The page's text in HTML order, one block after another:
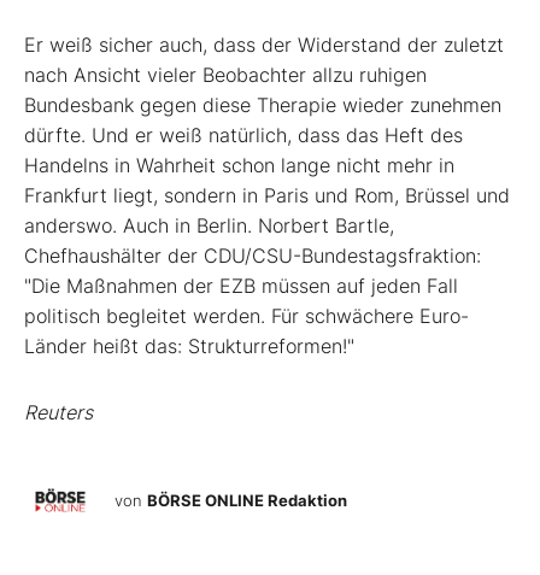
Er weiß sicher auch, dass der Widerstand der zuletzt
nach Ansicht vieler Beobachter allzu ruhigen
Bundesbank gegen diese Therapie wieder zunehmen
dürfte. Und er weiß natürlich, dass das Heft des
Handelns in Wahrheit schon lange nicht mehr in
Frankfurt liegt, sondern in Paris und Rom, Brüssel und
anderswo. Auch in Berlin. Norbert Bartle,
Chefhaushälter der CDU/CSU-Bundestagsfraktion:
"Die Maßnahmen der EZB müssen auf jeden Fall
politisch begleitet werden. Für schwächere Euro-
Länder heißt das: Strukturreformen!"
Reuters
von BÖRSE ONLINE Redaktion